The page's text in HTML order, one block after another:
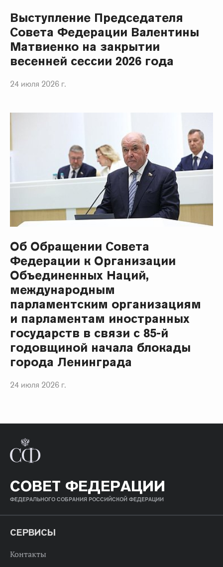
Выступление Председателя
Совета Федерации Валентины
Матвиенко на закрытии
весенней сессии 2026 года
24 июля 2026 г.
Об Обращении Совета
Федерации к Организации
Объединенных Наций,
международным
парламентским организациям
и парламентам иностранных
государств в связи с 85-й
годовщиной начала блокады
города Ленинграда
24 июля 2026 г.
СОВЕТ ФЕДЕРАЦИИ
ФЕДЕРАЛЬНОГО СОБРАНИЯ РОССИЙСКОЙ ФЕДЕРАЦИИ
СЕРВИСЫ
Контакты